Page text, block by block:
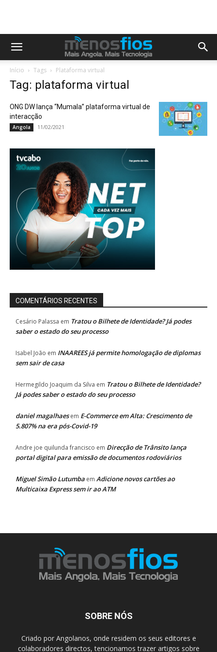
Início Tags Plataforma virtual
Tag: plataforma virtual
ONG DW lança “Mumala” plataforma virtual de
interacção
Angola 11/02/2021
COMENTÁRIOS RECENTES
Cesário Palassa em Tratou o Bilhete de Identidade? Já podes
saber o estado do seu processo
Isabel João em INAAREES já permite homologação de diplomas
sem sair de casa
Hermegildo Joaquim da Silva em Tratou o Bilhete de Identidade?
Já podes saber o estado do seu processo
daniel magalhaesem E-Commerce em Alta: Crescimento de
5.807% na era pós-Covid-19
Andre joe quilunda francisco em Direcção de Trânsito lança
portal digital para emissão de documentos rodoviários
Miguel Simão Lutumba em Adicione novos cartões ao
Multicaixa Express sem ir ao ATM
SOBRE NÓS
Criado por Angolanos, onde residem os seus editores e
colaboradores directos, tencionamos trazer artigos sobre